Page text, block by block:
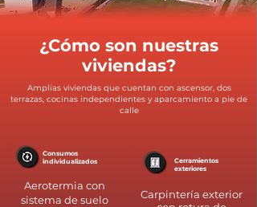
¿Cómo son nuestras
viviendas?
Amplias viviendas que cuentan con ascensor, dos
terrazas, cocinas independientes y aparcamiento a pie de
calle
Consumos
individualizados
Aerotermia con
sistema de suelo
Cerramientos
exteriores
Carpintería exterior